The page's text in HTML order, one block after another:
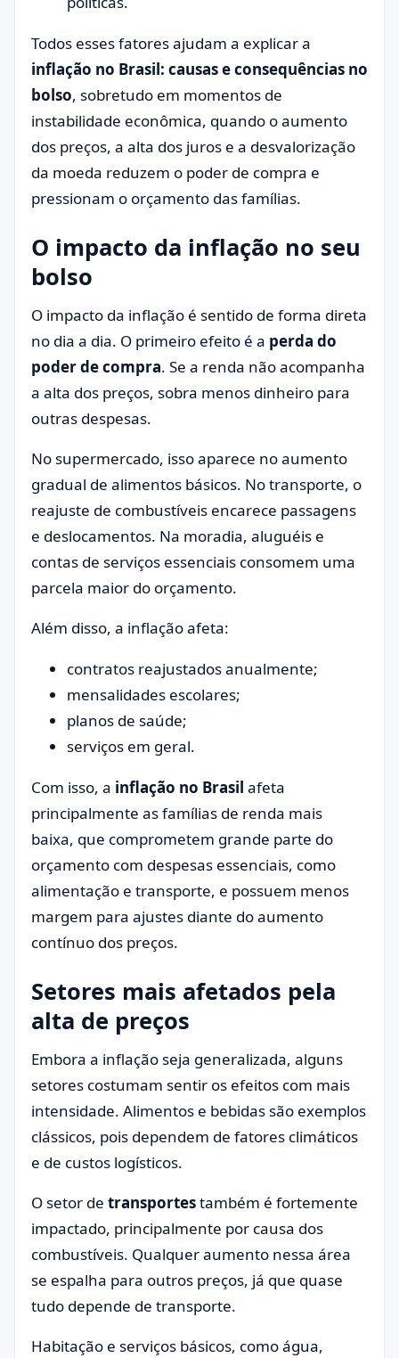
Todos esses fatores ajudam a explicar a
inflação no Brasil: causas e consequências no
bolso, sobretudo em momentos de
instabilidade econômica, quando o aumento
dos preços, a alta dos juros e a desvalorização
da moeda reduzem o poder de compra e
pressionam o orçamento das famílias.
O impacto da inflação no seu
bolso
O impacto da inflação é sentido de forma direta
no dia a dia. O primeiro efeito é a perda do
poder de compra. Se a renda não acompanha
a alta dos preços, sobra menos dinheiro para
outras despesas.
No supermercado, isso aparece no aumento
gradual de alimentos básicos. No transporte, o
reajuste de combustíveis encarece passagens
e deslocamentos. Na moradia, aluguéis e
contas de serviços essenciais consomem uma
parcela maior do orçamento.
Além disso, a inflação afeta:
contratos reajustados anualmente;
mensalidades escolares;
planos de saúde;
serviços em geral.
Com isso, a inflação no Brasil afeta
principalmente as famílias de renda mais
baixa, que comprometem grande parte do
orçamento com despesas essenciais, como
alimentação e transporte, e possuem menos
margem para ajustes diante do aumento
contínuo dos preços.
Setores mais afetados pela
alta de preços
Embora a inflação seja generalizada, alguns
setores costumam sentir os efeitos com mais
intensidade. Alimentos e bebidas são exemplos
clássicos, pois dependem de fatores climáticos
e de custos logísticos.
O setor de transportestambém é fortemente
impactado, principalmente por causa dos
combustíveis. Qualquer aumento nessa área
se espalha para outros preços, já que quase
tudo depende de transporte.
Habitação e serviços básicos, como água,